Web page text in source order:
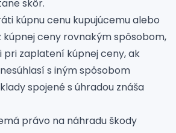
skôr.
kúpnu cenu kupujúcemu alebo
ceny rovnakým spôsobom,
pri zaplatení kúpnej ceny, ak
s iným spôsobom
spojené s úhradou znáša
právo na náhradu škody